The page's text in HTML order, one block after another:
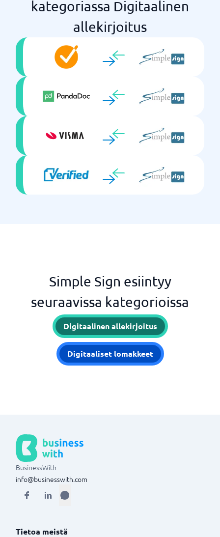
kategoriassa Digitaalinen
allekirjoitus
Simple Sign esiintyy
seuraavissa kategorioissa
Digitaalinen allekirjoitus
Digitaaliset lomakkeet
BusinessWith
info@businesswith.com
Tietoa meistä